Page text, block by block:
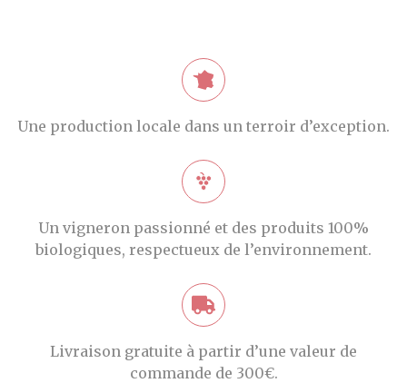
Une production locale dans un terroir d’exception.
Un vigneron passionné et des produits 100%
biologiques, respectueux de l’environnement.
Livraison gratuite à partir d’une valeur de
commande de 300€.